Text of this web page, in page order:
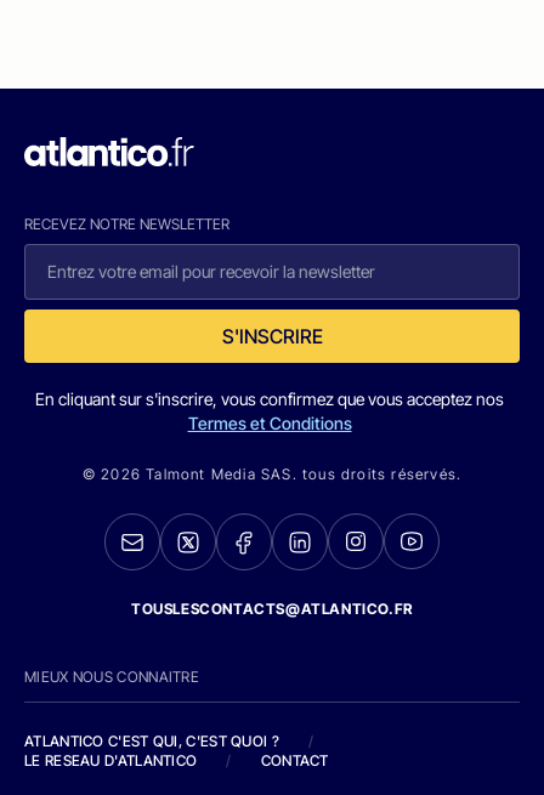
RECEVEZ NOTRE NEWSLETTER
S'INSCRIRE
En cliquant sur s'inscrire, vous confirmez que vous acceptez nos
Termes et Conditions
© 2026 Talmont Media SAS. tous droits réservés.
TOUSLESCONTACTS@ATLANTICO.FR
MIEUX NOUS CONNAITRE
ATLANTICO C'EST QUI, C'EST QUOI ?
/
LE RESEAU D'ATLANTICO
/ CONTACT